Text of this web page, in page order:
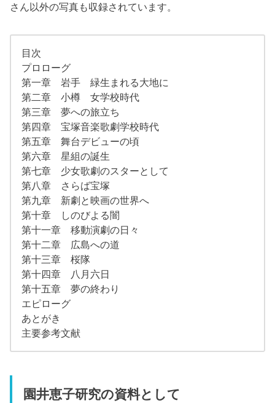
さん以外の写真も収録されています。
目次
プロローグ
第一章 岩手 緑生まれる大地に
第二章 小樽 女学校時代
第三章 夢への旅立ち
第四章 宝塚音楽歌劇学校時代
第五章 舞台デビューの頃
第六章 星組の誕生
第七章 少女歌劇のスターとして
第八章 さらば宝塚
第九章 新劇と映画の世界へ
第十章 しのびよる闇
第十一章 移動演劇の日々
第十二章 広島への道
第十三章 桜隊
第十四章 八月六日
第十五章 夢の終わり
エピローグ
あとがき
主要参考文献
園井恵子研究の資料として